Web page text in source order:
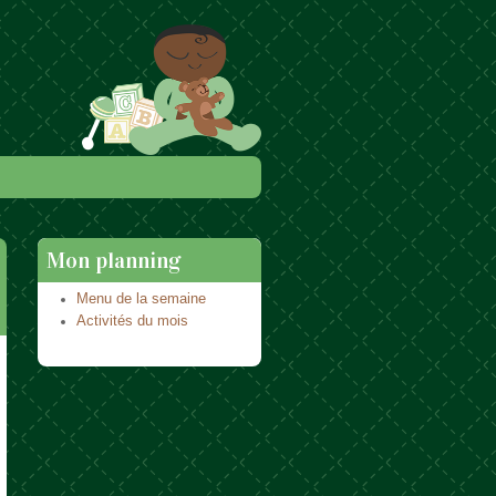
Mon planning
Menu de la semaine
Activités du mois